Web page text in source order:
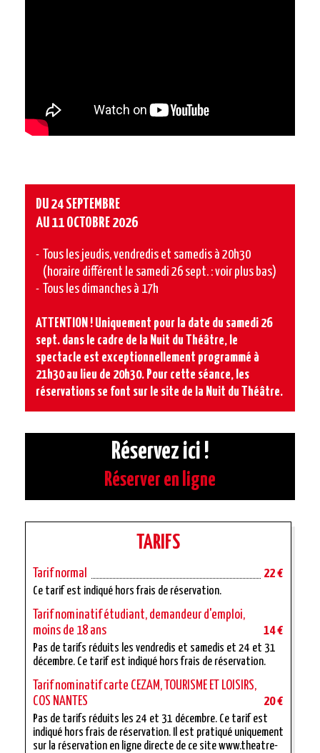
DU 24 SEPTEMBRE
AU 11 OCTOBRE 2026
Tous les jeudis, vendredis et samedis à 20h30
(horaire différent le samedi 26 sept. : voir plus bas)
Tous les dimanches à 17h
ATTENTION ! Uniquement pour la date du samedi 26
sept. dans le cadre de la Nuit du Théâtre, le
spectacle est exceptionnellement programmé à
21h30 au lieu de 20h30. Pour cette séance, les
réservations se font sur le site de la Nuit du Théâtre.
Réservez ici !
Réserver en ligne
TARIFS
Tarif normal 22 €
Ce tarif est indiqué hors frais de réservation.
Tarif nominatif étudiant, demandeur d'emploi,
moins de 18 ans
14 €
Pas de tarifs réduits les vendredis et samedis et 24 et 31
décembre. Ce tarif est indiqué hors frais de réservation.
Tarif nominatif carte CEZAM, TOURISME ET LOISIRS,
COS NANTES
20 €
Pas de tarifs réduits les 24 et 31 décembre. Ce tarif est
indiqué hors frais de réservation. Il est pratiqué uniquement
sur la réservation en ligne directe de ce site www.theatre-